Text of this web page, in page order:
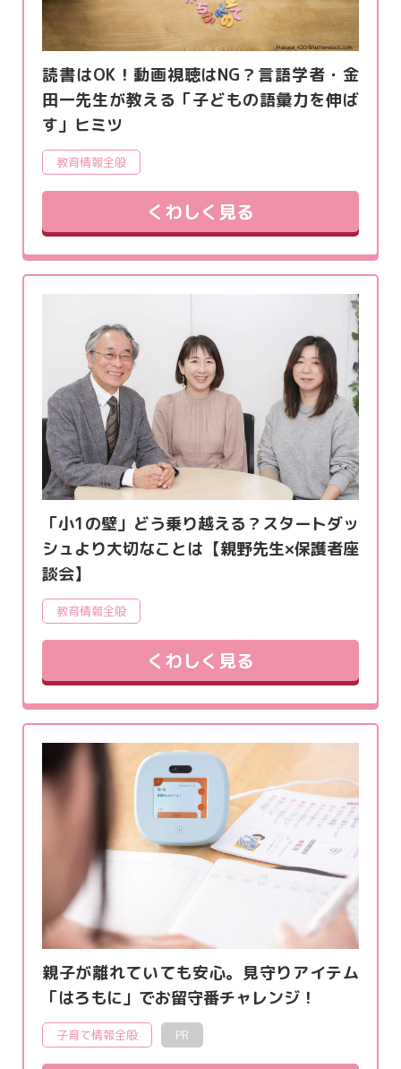
読書はOK！動画視聴はNG？言語学者・金
田一先生が教える「子どもの語彙力を伸ば
す」ヒミツ
教育情報全般
くわしく見る
「小1の壁」どう乗り越える？スタートダッ
シュより大切なことは【親野先生×保護者座
談会】
教育情報全般
くわしく見る
親子が離れていても安心。見守りアイテム
「はろもに」でお留守番チャレンジ！
子育て情報全般 PR